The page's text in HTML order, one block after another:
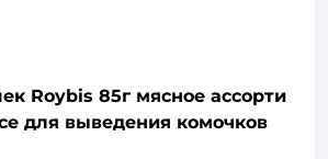
Roybis 85г мясное ассорти
для выведения комочков